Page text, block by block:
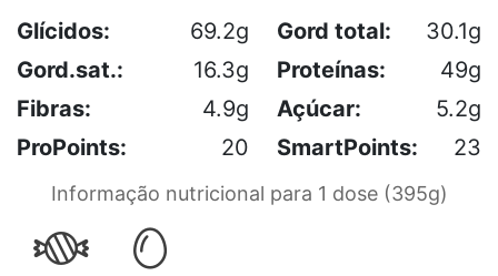
Glícidos: 69.2g Gord total:
30.1g
Gord.sat.:
16.3g Proteínas:
49g
Fibras:
4.9g Açúcar:
5.2g
ProPoints:
20 SmartPoints: 23
Informação nutricional para 1 dose (395g)